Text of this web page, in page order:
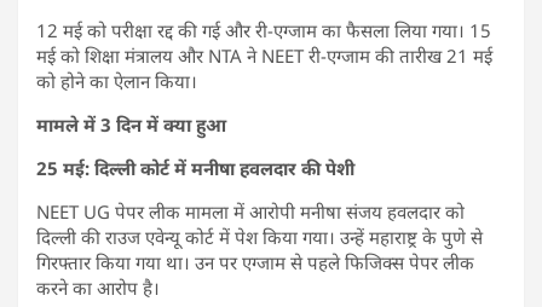
12 मई को परीक्षा रद्द की गई और री-एग्जाम का फैसला लिया गया। 15
मई को शिक्षा मंत्रालय और NTA ने NEET री-एग्जाम की तारीख 21 मई
को होने का ऐलान किया।
मामले में 3 दिन में क्या हुआ
25 मई: दिल्ली कोर्ट में मनीषा हवलदार की पेशी
NEET UG पेपर लीक मामला में आरोपी मनीषा संजय हवलदार को
दिल्ली की राउज एवेन्यू कोर्ट में पेश किया गया। उन्हें महाराष्ट्र के पुणे से
गिरफ्तार किया गया था। उन पर एग्जाम से पहले फिजिक्स पेपर लीक
करने का आरोप है।